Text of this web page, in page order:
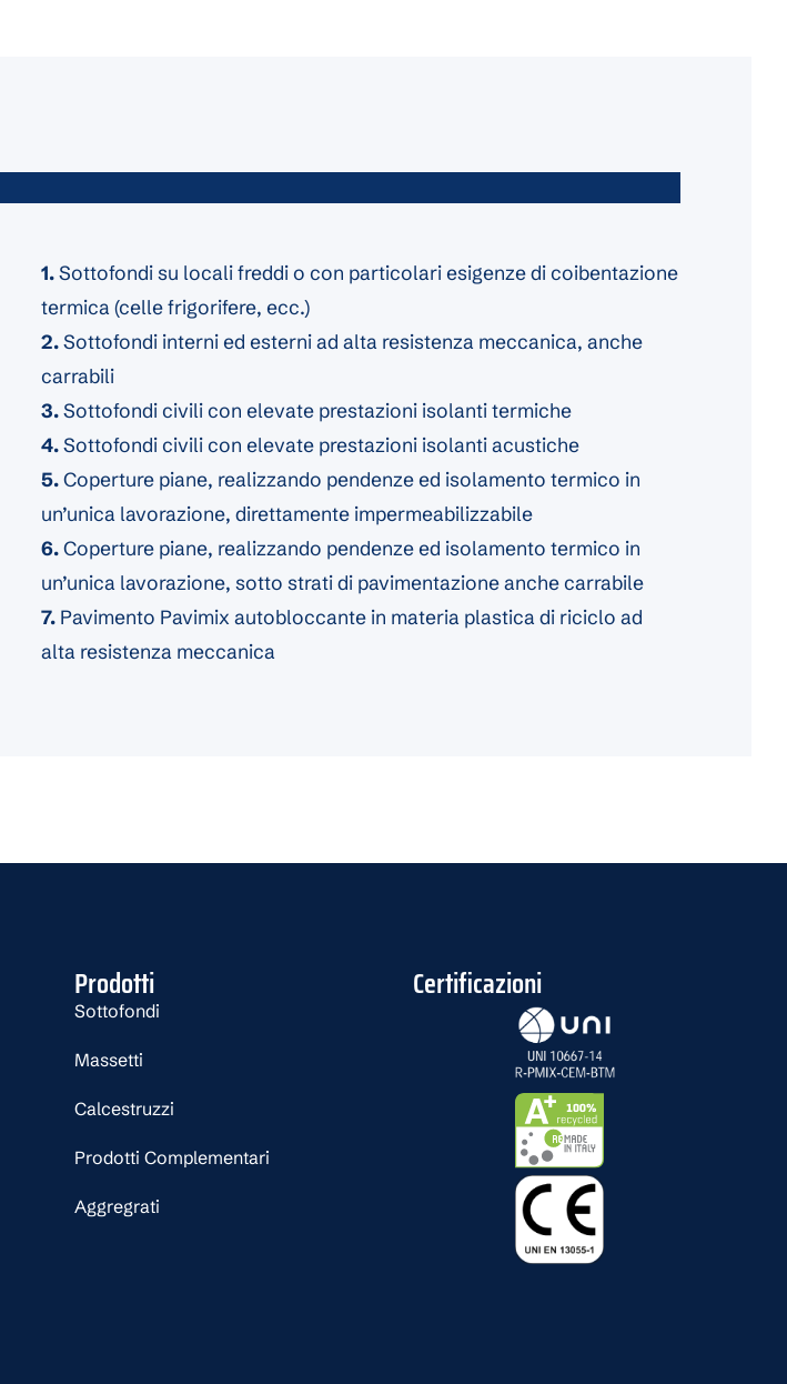
1.Sottofondi su locali freddi o con particolari esigenze di coibentazione
termica (celle frigorifere, ecc.)
2.Sottofondi interni ed esterni ad alta resistenza meccanica, anche
carrabili
3.Sottofondi civili con elevate prestazioni isolanti termiche
4.Sottofondi civili con elevate prestazioni isolanti acustiche
5.Coperture piane, realizzando pendenze ed isolamento termico in
un’unica lavorazione, direttamente impermeabilizzabile
6.Coperture piane, realizzando pendenze ed isolamento termico in
un’unica lavorazione, sotto strati di pavimentazione anche carrabile
7. Pavimento Pavimix autobloccante in materia plastica di riciclo ad
alta resistenza meccanica
Prodotti
Sottofondi
Massetti
Calcestruzzi
Prodotti Complementari
Aggregrati
Certificazioni